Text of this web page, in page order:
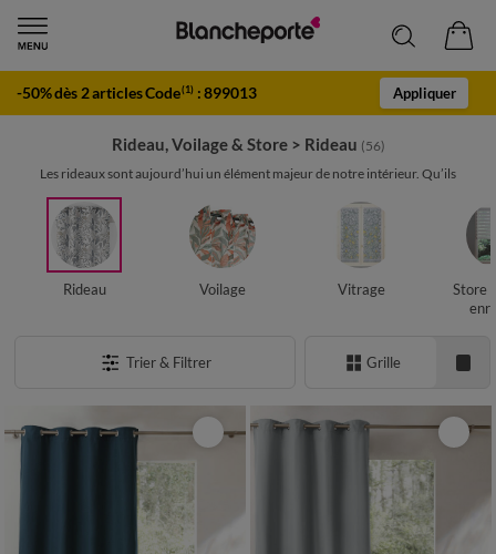
-50% dès 2 articles Code(1) :899013 Appliquer
Rideau, Voilage & Store > Rideau (56)
Les rideaux sont aujourd’hui un élément majeur de notre intérieur. Qu’ils
Rideau Voilage Vitrage
Store
Trier & Filtrer Grille